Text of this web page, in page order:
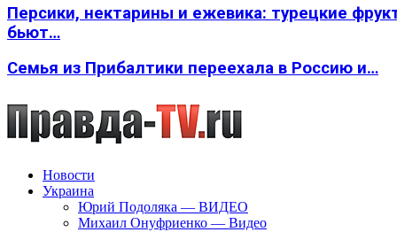
Персики, нектарины и ежевика: турецкие
бьют…
Семья из Прибалтики переехала в Россию и…
Новости
Украина
Юрий Подоляка — ВИДЕО
Михаил Онуфриенко — Видео